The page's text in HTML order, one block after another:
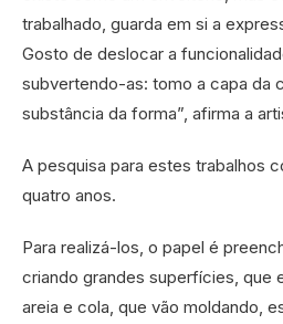
trabalhado, guarda em si a
Gosto de deslocar a
subvertendo-as: tomo a capa da
substância da forma”, afirma a
A pesquisa para estes trabalhos
quatro anos.
Para realizá-los, o papel é
criando grandes superfícies, que
areia e cola, que vão moldando,